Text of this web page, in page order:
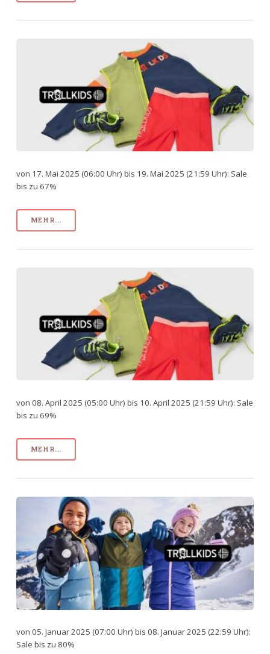
von 17. Mai 2025 (06:00 Uhr) bis 19. Mai 2025 (21:59 Uhr): Sale
bis zu 67%
MEHR...
von 08. April 2025 (05:00 Uhr) bis 10. April 2025 (21:59 Uhr): Sale
bis zu 69%
MEHR...
von 05. Januar 2025 (07:00 Uhr) bis 08. Januar 2025 (22:59 Uhr):
Sale bis zu 80%